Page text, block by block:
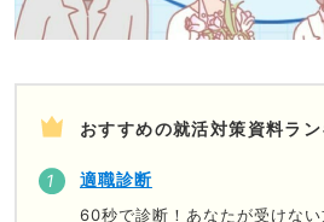
おすすめの就活対策資料ラ
適職診断
60秒で診断！あなたが受けな